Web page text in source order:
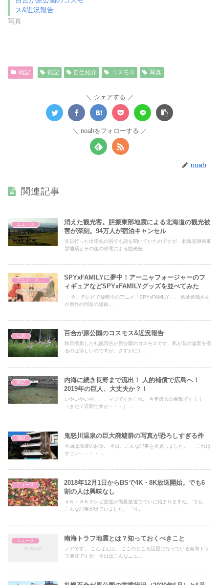
)
ス&近況報告
写真
雑記 雑記 自己紹介 コスモス 写真
シェアする
noahをフォローする
noah
関連記事
ニュース
消えた観光客。胆振東部地震による北海道の観光被
害が深刻。94万人が宿泊キャンセル
先日行った出張先の宿でも話を聞いていたのですが、北海道胆振東
部地震とその後の停電による観光被...
SPYxFAMILYに夢中！アーニャフォージャーのフ
ィギュアなどSPYxFAMILYグッズを並べてみた
今、テレビで放映中のアニメ「SPYxFAMILY」。 遠藤達哉さん
が原作の同名の漫画...
写真 百合が原公園のコスモス&近況報告
昨日撮影した札幌百合が原公園のコスモスです。私が花の遠景を撮
るのは珍しいのですが、さすがに1...
雑記
内海に続き長野まで流出！ 人的補償で広島へ！
2019年の巨人、大丈夫か？！
いやいやいや、、、マジですかこれ。 今年最大の衝撃です！！
（まだ７日間ですが・・・） ...
雑記 鬼怒川温泉の巨大廃墟群の写真が恐ろしすぎる件
今回は廃墟のお話。 今日、こんな記事を発見しました。 これは
すごい・・・・ ...
ニュース
2018年12月1日からBSで4K・8K放送開始。でも6
割の人は興味なし
４Ｋ・８Ｋテレビ放送が衛星放送でついに始まりますね。 でも、
こんな記事が出ていました。 『4...
ニュース 南海トラフ地震とは？知っておくべきこと
ノアです。 こんばんは。 ここのところ話題になっている南海トラ
フ地震ですが、今日はこんなニュ...